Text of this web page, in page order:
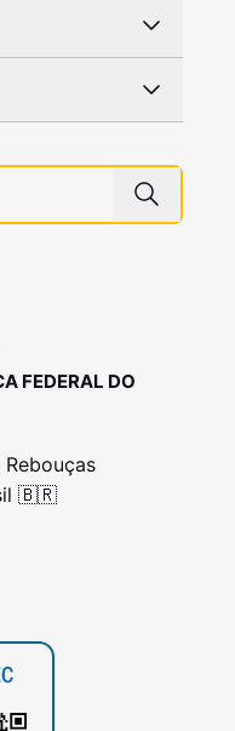
FEDERAL DO
🇧🇷